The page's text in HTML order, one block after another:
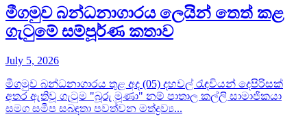
මීගමුව බන්ධනාගාරය ලෙයින් තෙත් කළ
ගැටුමේ සම්පූර්ණ කතාව
July 5, 2026
මීගමුව බන්ධනාගාරය තුළ අද (05) දහවල් රැඳවියන් දෙපිරිසක්
අතර ඇතිවූ ගැටුම "බූරු මූණා" නම් පාතාල කල්ලි සාමාජිකයා
සමග සමීප සබඳතා පවත්වන මත්ද්‍රව්‍ය...